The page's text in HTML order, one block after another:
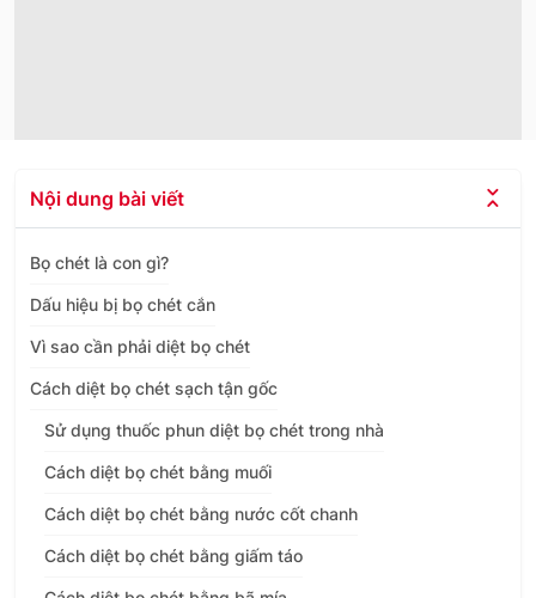
Nội dung bài viết
Bọ chét là con gì?
Dấu hiệu bị bọ chét cắn
Vì sao cần phải diệt bọ chét
Cách diệt bọ chét sạch tận gốc
Sử dụng thuốc phun diệt bọ chét trong nhà
Cách diệt bọ chét bằng muối
Cách diệt bọ chét bằng nước cốt chanh
Cách diệt bọ chét bằng giấm táo